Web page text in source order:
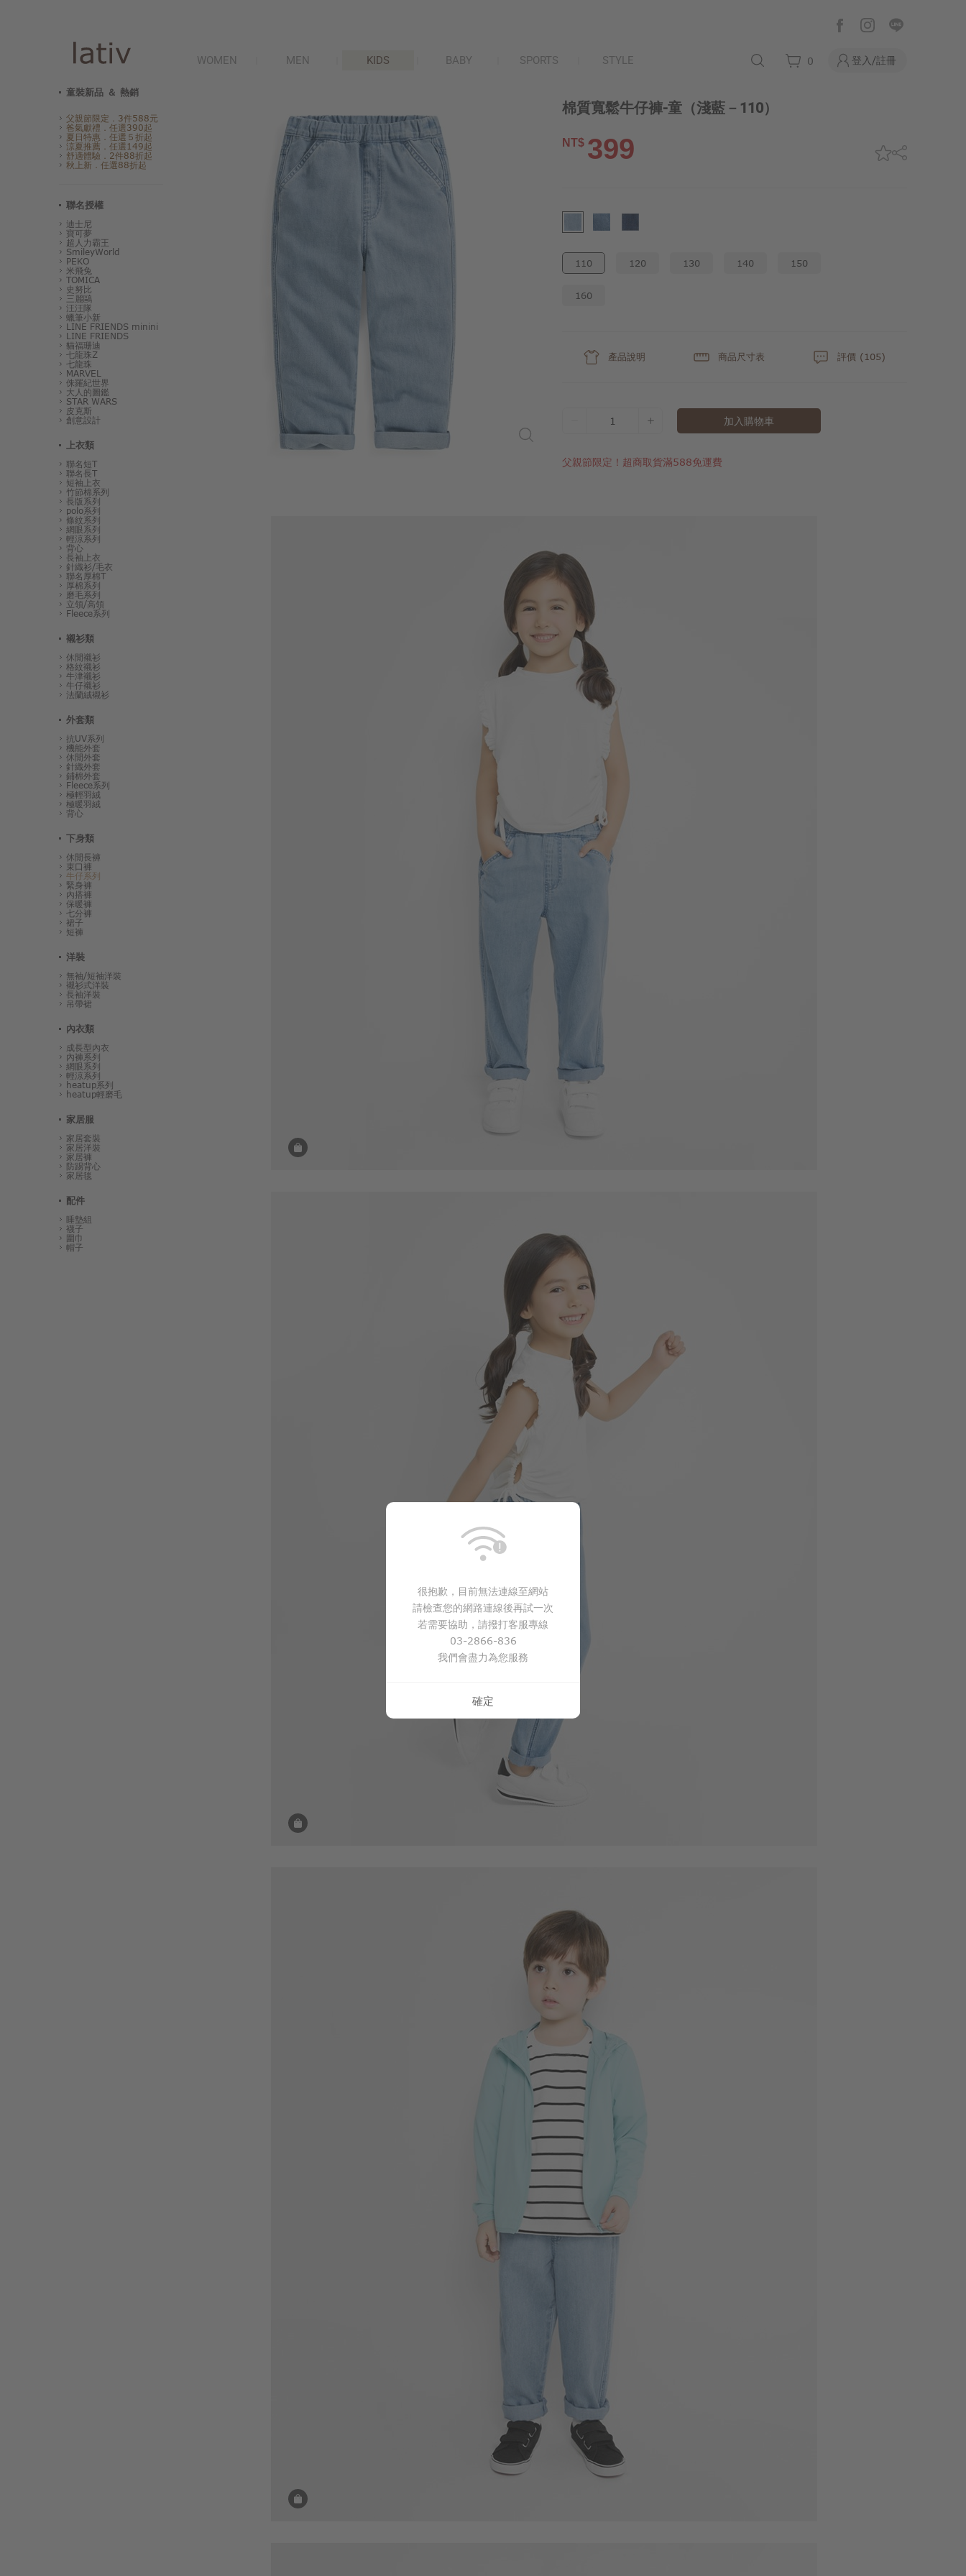
WOMEN MEN KIDS BABY SPORTS STYLE 0 登入/註冊
童裝新品 ＆ 熱銷
父親節限定．3件588元
爸氣獻禮．任選390起
夏日特惠．任選５折起
涼夏推薦．任選149起
舒適體驗．2件88折起
秋上新．任選88折起
聯名授權
迪士尼
寶可夢
超人力霸王
SmileyWorld
PEKO
米飛兔
TOMICA
史努比
三麗鷗
汪汪隊
蠟筆小新
LINE FRIENDS minini
LINE FRIENDS
貓福珊迪
七龍珠Z
七龍珠
MARVEL
侏羅紀世界
大人的圖鑑
STAR WARS
皮克斯
創意設計
上衣類
聯名短T
聯名長T
短袖上衣
竹節棉系列
長版系列
polo系列
條紋系列
網眼系列
輕涼系列
背心
長袖上衣
針織衫/毛衣
聯名厚棉T
厚棉系列
磨毛系列
立領/高領
Fleece系列
襯衫類
休閒襯衫
格紋襯衫
牛津襯衫
牛仔襯衫
法蘭絨襯衫
外套類
抗UV系列
機能外套
休閒外套
針織外套
鋪棉外套
Fleece系列
極輕羽絨
極暖羽絨
背心
下身類
休閒長褲
束口褲
牛仔系列
緊身褲
內搭褲
保暖褲
七分褲
裙子
短褲
洋裝
無袖/短袖洋裝
襯衫式洋裝
長袖洋裝
吊帶裙
內衣類
成長型內衣
內褲系列
網眼系列
輕涼系列
heatup系列
heatup輕磨毛
家居服
家居套裝
家居洋裝
家居褲
防踢背心
家居毯
配件
睡墊組
襪子
圍巾
帽子
棉質寬鬆牛仔褲-童 （淺藍－110）
NT$ 399
110 120 130 140 150
160
產品說明 商品尺寸表 評價 (105)
1 加入購物車
父親節限定！超商取貨滿588免運費
$399
$399
$299
399
商品售完
220 $ 249
很抱歉，目前無法連線至網站
請檢查您的網路連線後再試一次
若需要協助，請撥打客服專線
03-2866-836
我們會盡力為您服務
確定